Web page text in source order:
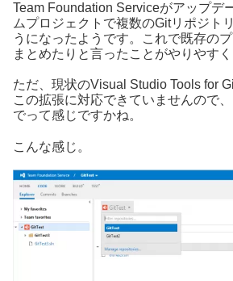
Team Foundation Serviceがアップデ
ムプロジェクトで複数のGitリポジト
うになったようです。これで既存の
まとめたりと言ったことがやりやす
ただ、現状のVisual Studio Tools for
この拡張に対応できていませんので
でって感じですかね。
こんな感じ。